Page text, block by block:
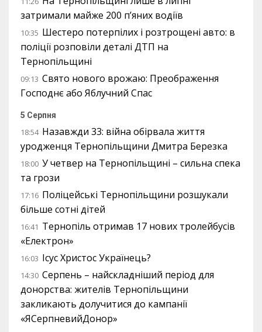
затримали майже 200 п’яних водіїв
10:35 Шестеро потерпілих і розтрощені авто: в
поліції розповіли деталі ДТП на
Тернопільщині
09:13 Свято нового врожаю: Преображення
Господнє або Яблучний Спас
5 Серпня
18:54 Назавжди 33: війна обірвала життя
уродженця Тернопільщини Дмитра Березка
18:00 У четвер на Тернопільщині – сильна спека
та грози
17:16 Поліцейські Тернопільщини розшукали
більше сотні дітей
16:41 Тернопіль отримав 17 нових тролейбусів
«Електрон»
16:03 Ісус Христос Українець?
14:30 Серпень – найскладніший період для
донорства: жителів Тернопільщини
закликають долучитися до кампанії
«ЯСерпневийДонор»